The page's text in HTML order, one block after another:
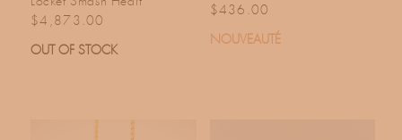
Prix habituel
$4,873.00
OUT OF STOCK
Prix habituel
$436.00
NOUVEAUTÉ